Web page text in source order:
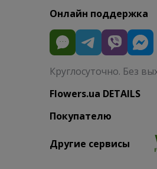
Онлайн поддержка
Круглосуточно. Без
Flowers.ua DETAILS
Покупателю
Другие сервисы